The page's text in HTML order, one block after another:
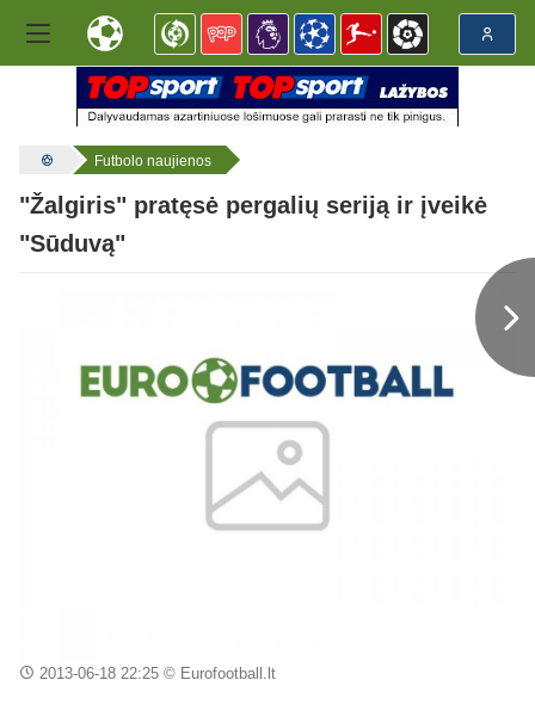
Futbolo naujienos
"Žalgiris" pratęsė pergalių seriją ir įveikė
"Sūduvą"
2013-06-18 22:25© Eurofootball.lt